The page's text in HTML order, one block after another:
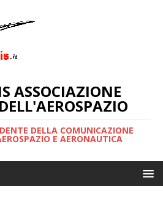
ASSOCIAZIONE
DELLA COMUNICAZIONE
E AERONAUTICA